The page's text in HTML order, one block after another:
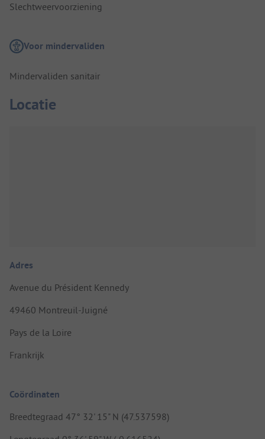
Slechtweervoorziening
Voor mindervaliden
Mindervaliden sanitair
Locatie
Adres
Avenue du Président Kennedy
49460 Montreuil-Juigné
Pays de la Loire
Frankrijk
Coördinaten
Breedtegraad 47° 32' 15" N (47.537598)